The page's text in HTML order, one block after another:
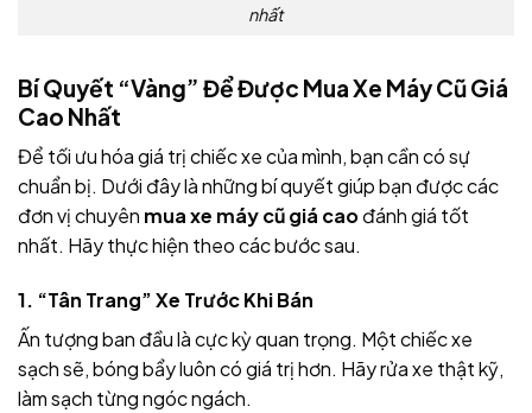
nhất
Bí Quyết “Vàng” Để Được Mua Xe Máy Cũ Giá
Cao Nhất
Để tối ưu hóa giá trị chiếc xe của mình, bạn cần có sự
chuẩn bị. Dưới đây là những bí quyết giúp bạn được các
đơn vị chuyên mua xe máy cũ giá caođánh giá tốt
nhất. Hãy thực hiện theo các bước sau.
1. “Tân Trang” Xe Trước Khi Bán
Ấn tượng ban đầu là cực kỳ quan trọng. Một chiếc xe
sạch sẽ, bóng bẩy luôn có giá trị hơn. Hãy rửa xe thật kỹ,
làm sạch từng ngóc ngách.